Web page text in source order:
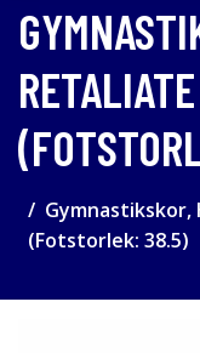
Gymnastikskor,
(Fotstorlek: 38.5)